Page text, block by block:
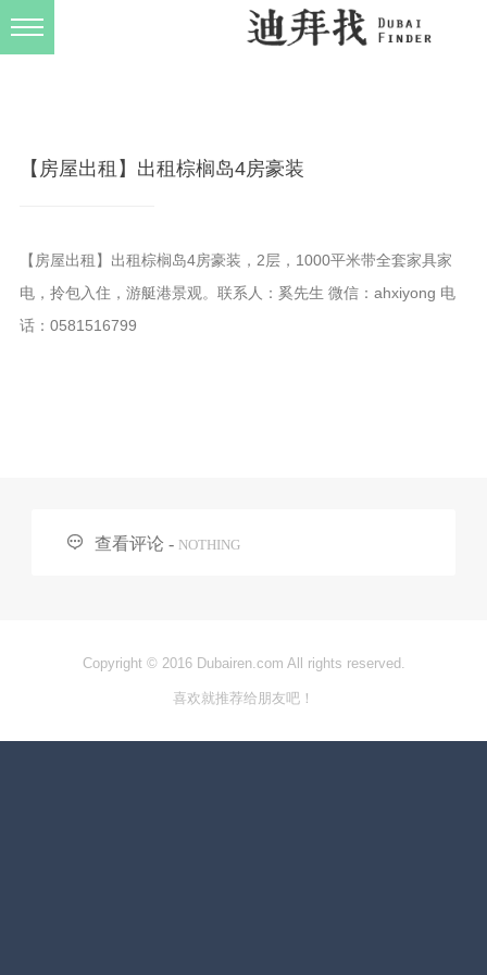
【房屋出租】出租棕榈岛4房豪装
【房屋出租】出租棕榈岛4房豪装，2层，1000平米带全套家具家
电，拎包入住，游艇港景观。联系人：奚先生 微信：ahxiyong 电
话：0581516799
 查看评论 - NOTHING
Copyright © 2016 Dubairen.com All rights reserved.
喜欢就推荐给朋友吧！